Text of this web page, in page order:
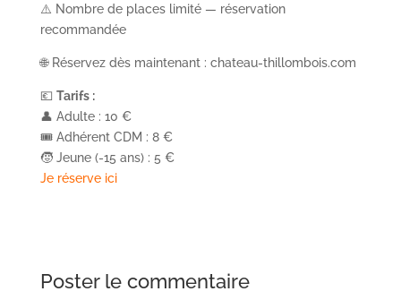
⚠️ Nombre de places limité — réservation
recommandée
🌐 Réservez dès maintenant : chateau-thillombois.com
💶 Tarifs :
👤 Adulte : 10 €
🎟️ Adhérent CDM : 8 €
🧒 Jeune (-15 ans) : 5 €
Je réserve ici
Poster le commentaire